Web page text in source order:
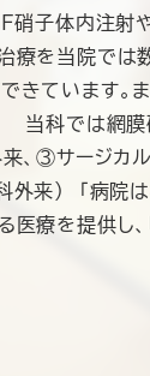
子体内注射
療を当院では
きています。
科では網膜
来、③サージ
来） 「病院
医療を提供し